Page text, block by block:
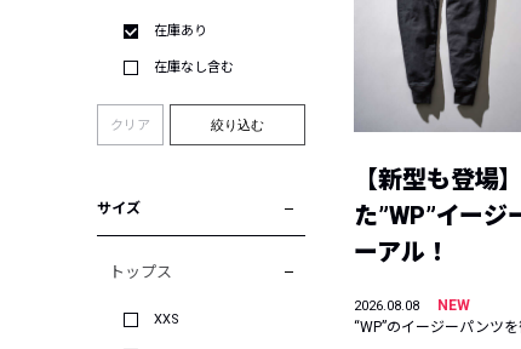
在庫あり
在庫なし含む
クリア 絞り込む
サイズ
トップス
XXS
【新型も登場
た”WP”イー
ーアル！
2026.08.08
NEW
“WP”のイージーパンツ